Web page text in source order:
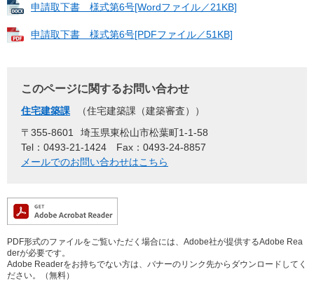
申請取下書 様式第6号[Wordファイル／21KB]
申請取下書 様式第6号[PDFファイル／51KB]
このページに関するお問い合わせ
住宅建築課
住宅建築課（建築審査）
〒355-8601
埼玉県東松山市松葉町1-1-58
Tel：0493-21-1424
Fax：0493-24-8857
メールでのお問い合わせはこちら
PDF形式のファイルをご覧いただく場合には、Adobe社が提供するAdobe Rea
derが必要です。
Adobe Readerをお持ちでない方は、バナーのリンク先からダウンロードしてく
ださい。（無料）